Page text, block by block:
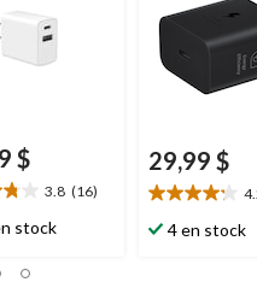
$
3.8 (16)
stock
29,99 $
4.2
étoile(s)
4 en stock